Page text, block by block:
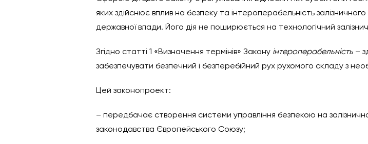
яких здійснює вплив на безпеку та інтероперабельність
державної влади. Його дія не поширюється на технологічний
Згідно статті 1 «Визначення термінів» Закону інтероперабельність–
забезпечувати безпечний і безперебійний рух рухомого складу з
Цей законопроект:
– передбачає створення системи управління безпекою на
законодавства Європейського Союзу;